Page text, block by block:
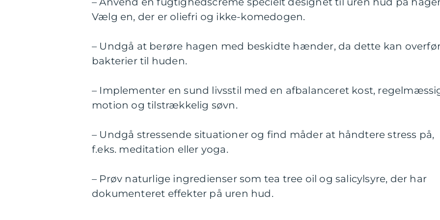
Vælg en, der er oliefri og ikke-komedogen.
– Undgå at berøre hagen med beskidte hænder, da dette kan
bakterier til huden.
– Implementer en sund livsstil med en afbalanceret kost,
motion og tilstrækkelig søvn.
– Undgå stressende situationer og find måder at håndtere stress på,
f.eks. meditation eller yoga.
– Prøv naturlige ingredienser som tea tree oil og salicylsyre, der har
dokumenteret effekter på uren hud.